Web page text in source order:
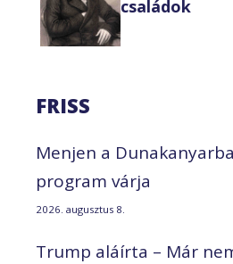
családok
FRISS
Menjen a
program várja
2026. augusztus 8.
Trump aláírta – Már